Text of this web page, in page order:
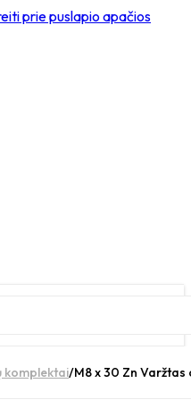
prie puslapio apačios
komplektai/M8 x 30 Zn Varžtas